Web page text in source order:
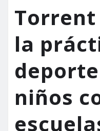
la
niños